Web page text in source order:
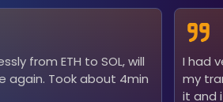
from ETH to SOL, will
again. Took about 4min
I had
my
it and